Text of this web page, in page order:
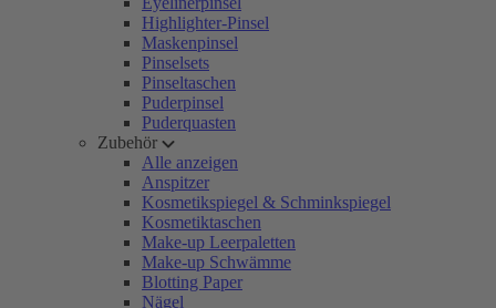
Highlighter-Pinsel
Maskenpinsel
Pinselsets
Pinseltaschen
Puderpinsel
Puderquasten
Zubehör
Alle anzeigen
Anspitzer
Kosmetikspiegel & Schminkspiegel
Kosmetiktaschen
Make-up Leerpaletten
Make-up Schwämme
Blotting Paper
Nägel